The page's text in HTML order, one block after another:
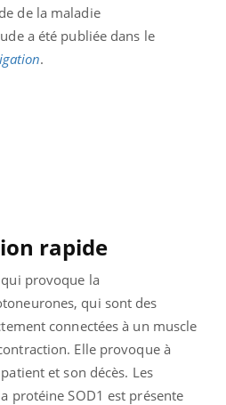
de la maladie
a été publiée dans le
.
rapide
provoque la
qui sont des
connectées à un muscle
Elle provoque à
et son décès. Les
protéine SOD1 est présente